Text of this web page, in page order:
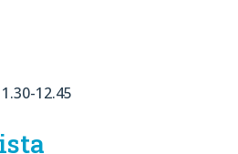
12.45